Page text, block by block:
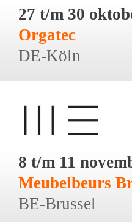
27 t/m 30
Orgatec
DE-Köln
8 t/m 11
Meubelbeurs
BE-Brussel